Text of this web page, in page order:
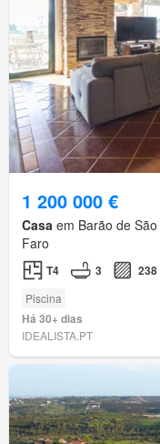
1 200 000 €
Casa em Barão de
Faro
T4 3 238
Piscina
Há 30+ dias
IDEALISTA.PT